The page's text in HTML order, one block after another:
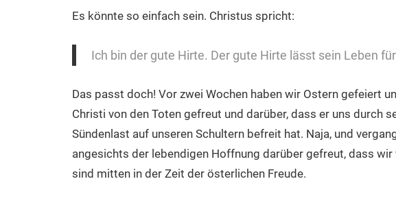
Es könnte so einfach sein. Christus spricht:
Ich bin der gute Hirte. Der gute Hirte lässt sein Leben
Das passt doch! Vor zwei Wochen haben wir Ostern gefeiert
Christi von den Toten gefreut und darüber, dass er uns durch
Sündenlast auf unseren Schultern befreit hat. Naja, und
angesichts der lebendigen Hoffnung darüber gefreut, dass
sind mitten in der Zeit der österlichen Freude.